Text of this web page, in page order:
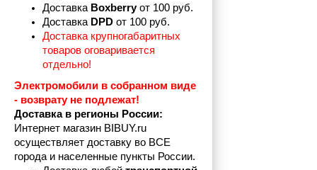
Доставка Boxberry от 100 руб.
Доставка DPD от 100 руб.
Доставка крупногабаритных
товаров оговаривается
отдельно!
Электромобили в собранном виде
- возврату не подлежат!
Доставка в регионы России:
Интернет магазин BIBUY.ru
осуществляет доставку во ВСЕ
города и населенные пункты России.